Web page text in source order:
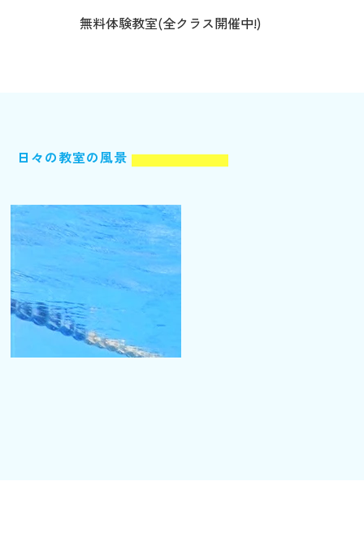
無料体験教室(全クラス開催中!)
日々の教室の風景